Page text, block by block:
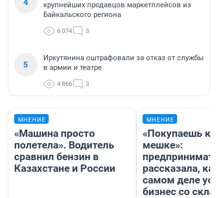
крупнейших продавцов маркетплейсов из
Байкальского региона
6 074 3
5
Иркутянина оштрафовали за отказ от службы
в армии и театре
4 866 3
МНЕНИЕ
«Машина просто
полетела». Водитель
сравнил бензин в
Казахстане и России
МНЕНИЕ
«Покупаешь
мешке»:
рассказала,
самом деле
бизнес со